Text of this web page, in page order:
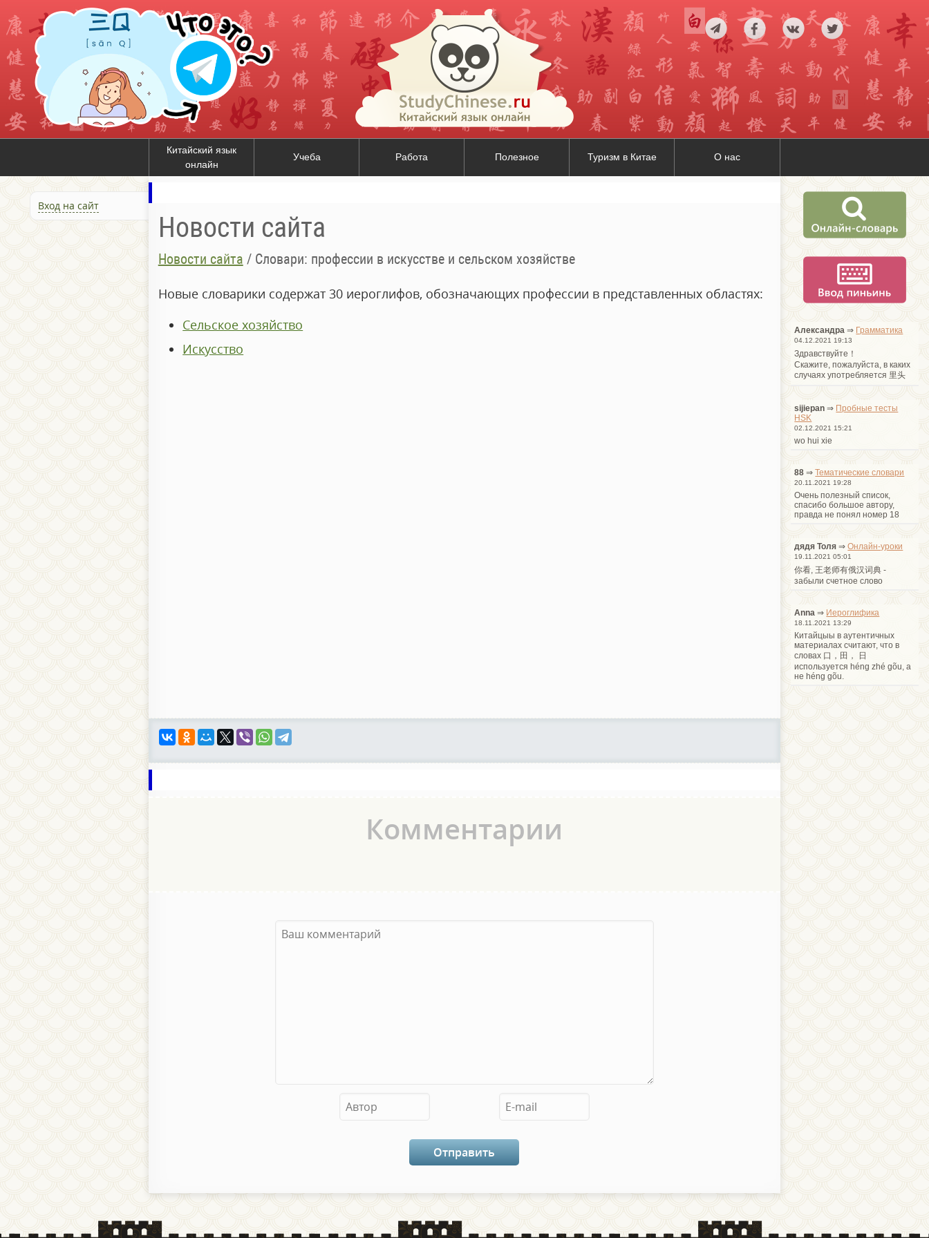
Китайский язык
онлайн
Учеба Работа Полезное Туризм в Китае О нас
Вход на сайт
Новости сайта
Новости сайта / Словари: профессии в искусстве и сельском хозяйстве
Новые словарики содержат 30 иероглифов, обозначающих профессии в представленных областях:
Сельское хозяйство
Искусство
Комментарии
Александра ⇒ Грамматика
04.12.2021 19:13
Здравствуйте！
Cкажите, пожалуйста, в каких
случаях употребляется 里头
sijiepan ⇒ Пробные тесты
HSK
02.12.2021 15:21
wo hui xie
88 ⇒Тематические словари
20.11.2021 19:28
Очень полезный список,
спасибо большое автору,
правда не понял номер 18
дядя Толя ⇒Онлайн-уроки
19.11.2021 05:01
你看, 王老师有俄汉词典 -
забыли счетное слово
Anna ⇒ Иероглифика
18.11.2021 13:29
Китайцыы в аутентичных
материалах считают, что в
словах 口，田， 日
используется héng zhé gõu, а
не héng gõu.